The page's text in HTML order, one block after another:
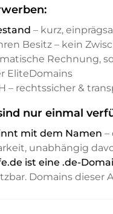
– kurz,
Besitz – kein
Rechnung,
EliteDomains
– rechtssicher &
nur einmal
mit dem Namen –
unabhängig
ist eine .de-
Domains dieser